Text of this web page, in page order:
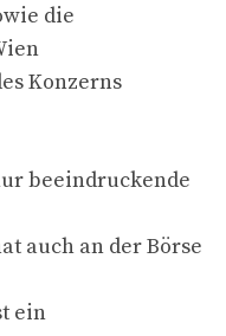
die
Konzerns
beeindruckende
auch an der Börse
ein